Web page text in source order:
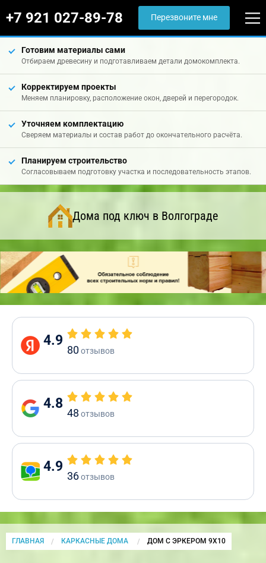
+7 921 027-89-78 Перезвоните мне
Готовим материалы сами
Отбираем древесину и подготавливаем детали домокомплекта.
Корректируем проекты
Меняем планировку, расположение окон, дверей и перегородок.
Уточняем комплектацию
Сверяем материалы и состав работ до окончательного расчёта.
Планируем строительство
Согласовываем подготовку участка и последовательность этапов.
Дома под ключ в Волгограде
4.9
80отзывов
4.8
48 отзывов
4.9
36отзывов
ГЛАВНАЯ КАРКАСНЫЕ ДОМА CURRENT:
ДОМ С ЭРКЕРОМ 9Х10